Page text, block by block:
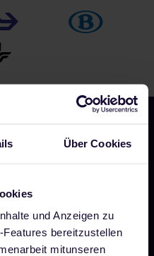
Über Cookies
und Anzeigen zu
bereitzustellen
mitunseren